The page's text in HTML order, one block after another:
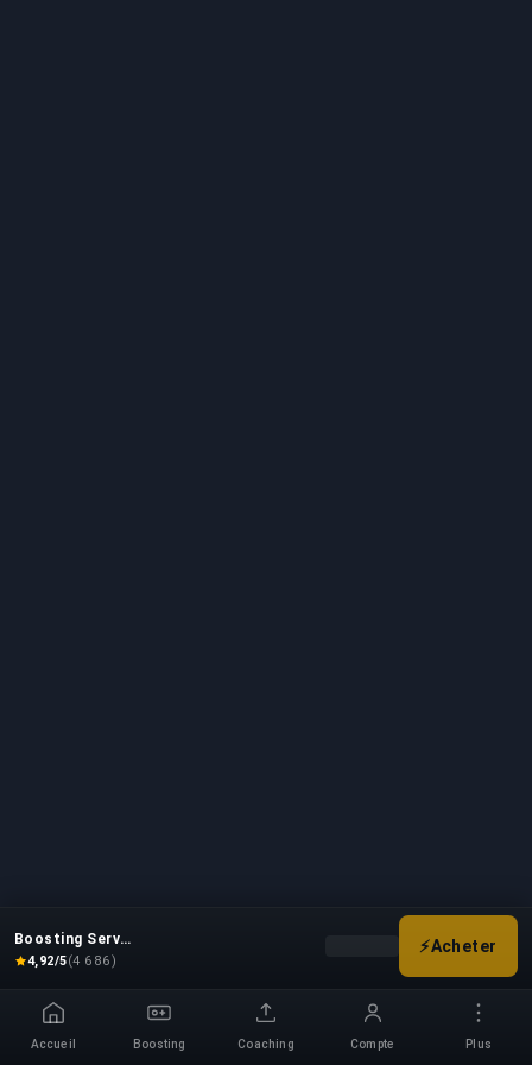
Boosting Service
4,92/5(4 686)
⚡Acheter
Choisissez vos options
Accueil Boosting Coaching Compte Plus